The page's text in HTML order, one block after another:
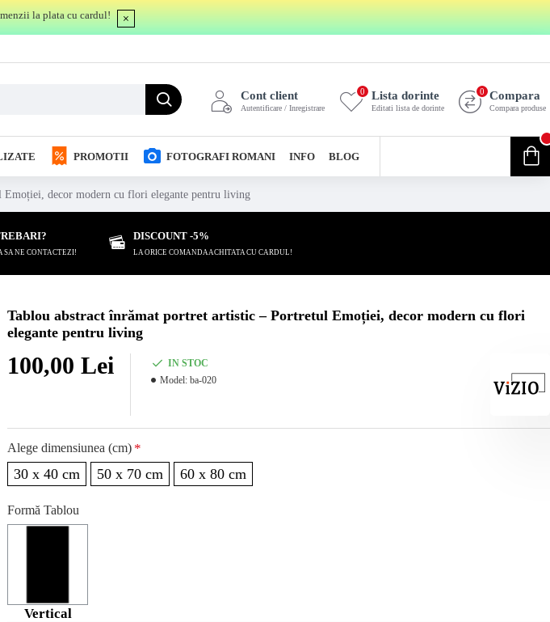
la plata cu cardul!
Cont client
Autentificare / Inregistrare
Lista dorinte
Editati lista de dorinte
0 Compara
Compara produse
0
PROMOTII FOTOGRAFI ROMANI INFO BLOG
decor modern cu flori elegante pentru living
SA NE CONTACTEZI!
DISCOUNT -5%
LA ORICE COMANDA ACHITATA CU CARDUL!
Tablou abstract înrămat portret artistic – Portretul Emoției, decor modern cu flori
elegante pentru living
100,00 Lei
IN STOC
Model: ba-020
Alege dimensiunea (cm)
30 x 40 cm 50 x 70 cm 60 x 80 cm
Formă Tablou
Vertical